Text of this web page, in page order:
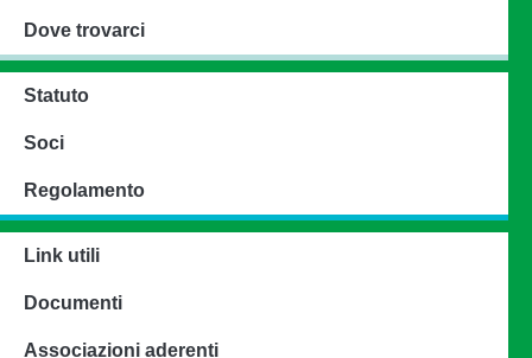
Dove trovarci
Statuto
Soci
Regolamento
Link utili
Documenti
Associazioni aderenti